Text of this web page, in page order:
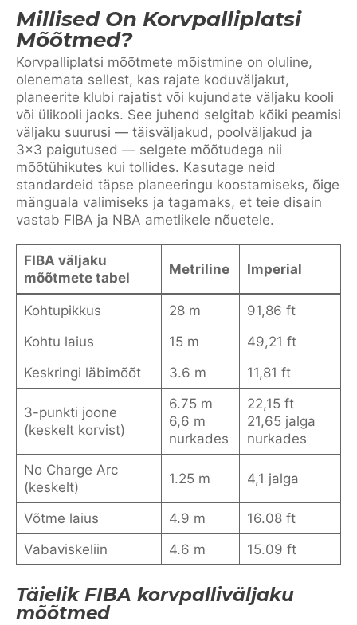
Millised On Korvpalliplatsi
Mõõtmed?
Korvpalliplatsi mõõtmete mõistmine on oluline,
olenemata sellest, kas rajate koduväljakut,
planeerite klubi rajatist või kujundate väljaku kooli
või ülikooli jaoks. See juhend selgitab kõiki peamisi
väljaku suurusi — täisväljakud, poolväljakud ja
3x3 paigutused — selgete mõõtudega nii
mõõtühikutes kui tollides. Kasutage neid
standardeid täpse planeeringu koostamiseks, õige
mänguala valimiseks ja tagamaks, et teie disain
vastab FIBA ja NBA ametlikele nõuetele.
FIBA väljaku
mõõtmete tabel
Metriline Imperial
Kohtupikkus 28 m
91,86 ft
Kohtu laius
15 m
49,21 ft
Keskringi läbimõõt
3.6 m 11,81 ft
3-punkti joone
(keskelt korvist)
6.75 m
6,6 m
nurkades
22,15 ft
21,65 jalga
nurkades
No Charge Arc
(keskelt)
1.25 m 4,1 jalga
Võtme laius 4.9 m
16.08 ft
Vabaviskeliin
4.6 m 15.09 ft
Täielik FIBA korvpalliväljaku
mõõtmed